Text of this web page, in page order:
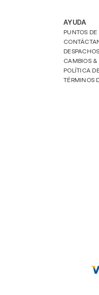
AYUDA
PUNTOS
DESPACHOS
CAMBIOS &
POLÍTICA
TÉRMINOS